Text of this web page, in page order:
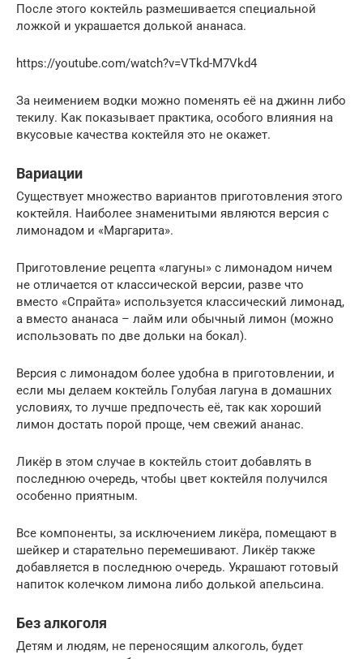
После этого коктейль размешивается специальной
ложкой и украшается долькой ананаса.
https://youtube.com/watch?v=VTkd-M7Vkd4
За неимением водки можно поменять её на джинн либо
текилу. Как показывает практика, особого влияния на
вкусовые качества коктейля это не окажет.
Вариации
Существует множество вариантов приготовления этого
коктейля. Наиболее знаменитыми являются версия с
лимонадом и «Маргарита».
Приготовление рецепта «лагуны» с лимонадом ничем
не отличается от классической версии, разве что
вместо «Спрайта» используется классический лимонад,
а вместо ананаса – лайм или обычный лимон (можно
использовать по две дольки на бокал).
Версия с лимонадом более удобна в приготовлении, и
если мы делаем коктейль Голубая лагуна в домашних
условиях, то лучше предпочесть её, так как хороший
лимон достать порой проще, чем свежий ананас.
Ликёр в этом случае в коктейль стоит добавлять в
последнюю очередь, чтобы цвет коктейля получился
особенно приятным.
Все компоненты, за исключением ликёра, помещают в
шейкер и старательно перемешивают. Ликёр также
добавляется в последнюю очередь. Украшают готовый
напиток колечком лимона либо долькой апельсина.
Без алкоголя
Детям и людям, не переносящим алкоголь, будет